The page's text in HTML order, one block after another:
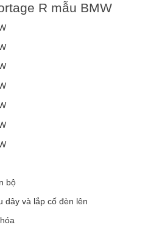
R mẫu BMW
bộ
dây và lắp cố đèn lên